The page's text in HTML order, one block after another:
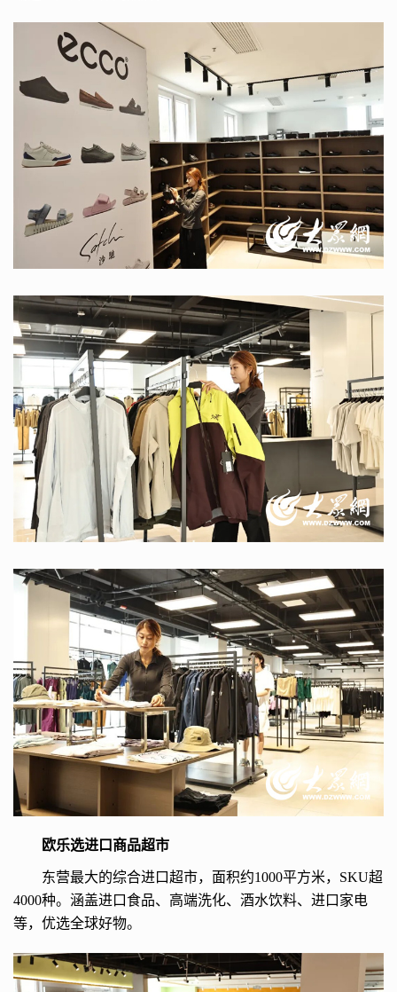
欧乐选进口商品超市
东营最大的综合进口超市，面积约1000平方米，SKU超
4000种。涵盖进口食品、高端洗化、酒水饮料、进口家电
等，优选全球好物。